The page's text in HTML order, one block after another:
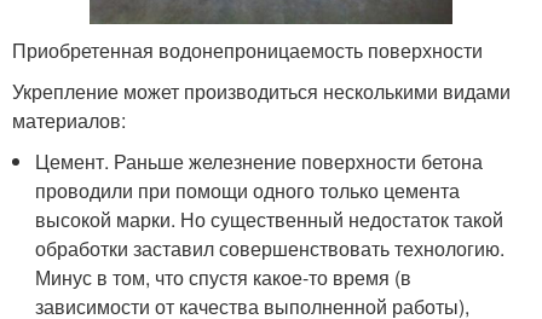
Приобретенная водонепроницаемость поверхности
Укрепление может производиться несколькими видами
материалов:
Цемент. Раньше железнение поверхности бетона
проводили при помощи одного только цемента
высокой марки. Но существенный недостаток такой
обработки заставил совершенствовать технологию.
Минус в том, что спустя какое-то время (в
зависимости от качества выполненной работы),